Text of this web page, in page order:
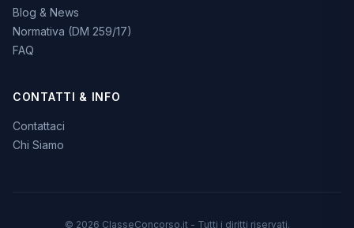
Blog & News
Normativa (DM 259/17)
FAQ
CONTATTI & INFO
Contattaci
Chi Siamo
© 2026 ClasseConcorso.it - Tutti i diritti riservati.